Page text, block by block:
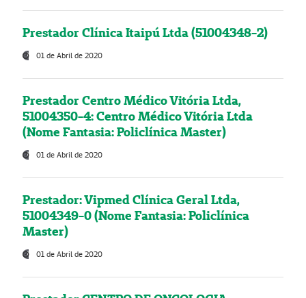
Prestador Clínica Itaipú Ltda (51004348-2)
01 de Abril de 2020
Prestador Centro Médico Vitória Ltda,
51004350-4: Centro Médico Vitória Ltda
(Nome Fantasia: Policlínica Master)
01 de Abril de 2020
Prestador: Vipmed Clínica Geral Ltda,
51004349-0 (Nome Fantasia: Policlínica
Master)
01 de Abril de 2020